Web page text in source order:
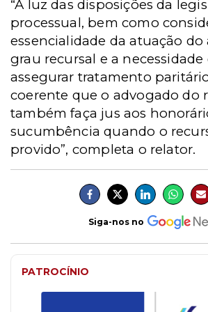
“À luz das disposições da
processual, bem como
essencialidade da atuação
grau recursal e a necessidade
assegurar tratamento
coerente que o advogado do
também faça jus aos
sucumbência quando o
provido”, completa o relator.
Siga-nos no
PATROCÍNIO